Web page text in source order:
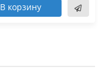
В корзину